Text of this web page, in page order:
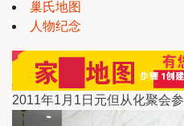
巢氏地图
人物纪念
2011年1月1日元但从化聚会